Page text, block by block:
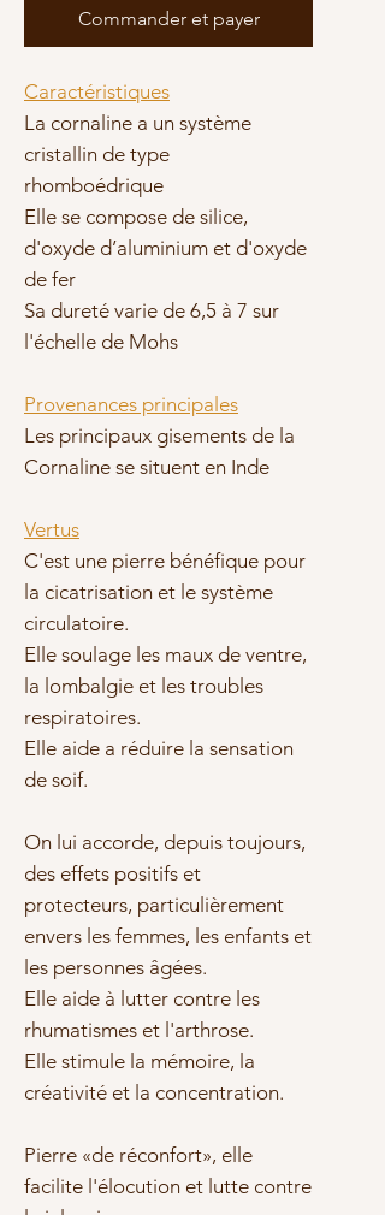
Commander et payer
Caractéristiques
La cornaline a un système
cristallin de type
rhomboédrique
Elle se compose de silice,
d'oxyde d’aluminium et d'oxyde
de fer
Sa dureté varie de 6,5 à 7 sur
l'échelle de Mohs
Provenances principales
Les principaux gisements de la
Cornaline se situent en Inde
Vertus
C'est une pierre bénéfique pour
la cicatrisation et le système
circulatoire.
Elle soulage les maux de ventre,
la lombalgie et les troubles
respiratoires.
Elle aide a réduire la sensation
de soif.
On lui accorde, depuis toujours,
des effets positifs et
protecteurs, particulièrement
envers les femmes, les enfants et
les personnes âgées.
Elle aide à lutter contre les
rhumatismes et l'arthrose.
Elle stimule la mémoire, la
créativité et la concentration.
Pierre «de réconfort», elle
facilite l'élocution et lutte contre